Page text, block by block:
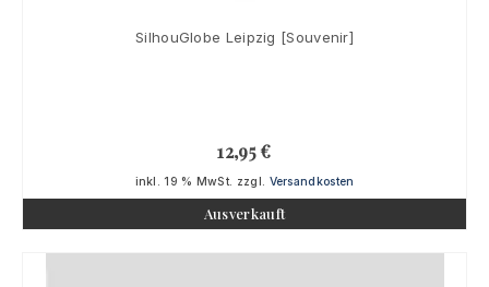
SilhouGlobe Leipzig [Souvenir]
12,95€
inkl. 19 % MwSt. zzgl. Versandkosten
Ausverkauft